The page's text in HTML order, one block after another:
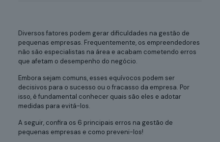
Diversos fatores podem gerar dificuldades na gestão de
pequenas empresas. Frequentemente, os empreendedores
não são especialistas na área e acabam cometendo erros
que afetam o desempenho do negócio.
Embora sejam comuns, esses equívocos podem ser
decisivos para o sucesso ou o fracasso da empresa. Por
isso, é fundamental conhecer quais são eles e adotar
medidas para evitá-los.
A seguir, confira os 6 principais erros na gestão de
pequenas empresas e como preveni-los!